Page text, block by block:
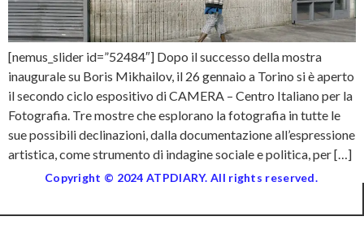
[nemus_slider id=”52484″] Dopo il successo della mostra
inaugurale su Boris Mikhailov, il 26 gennaio a Torino si è aperto
il secondo ciclo espositivo di CAMERA – Centro Italiano per la
Fotografia. Tre mostre che esplorano la fotografia in tutte le
sue possibili declinazioni, dalla documentazione all’espressione
artistica, come strumento di indagine sociale e politica, per […]
Copyright © 2024 ATPDIARY. All rights reserved.